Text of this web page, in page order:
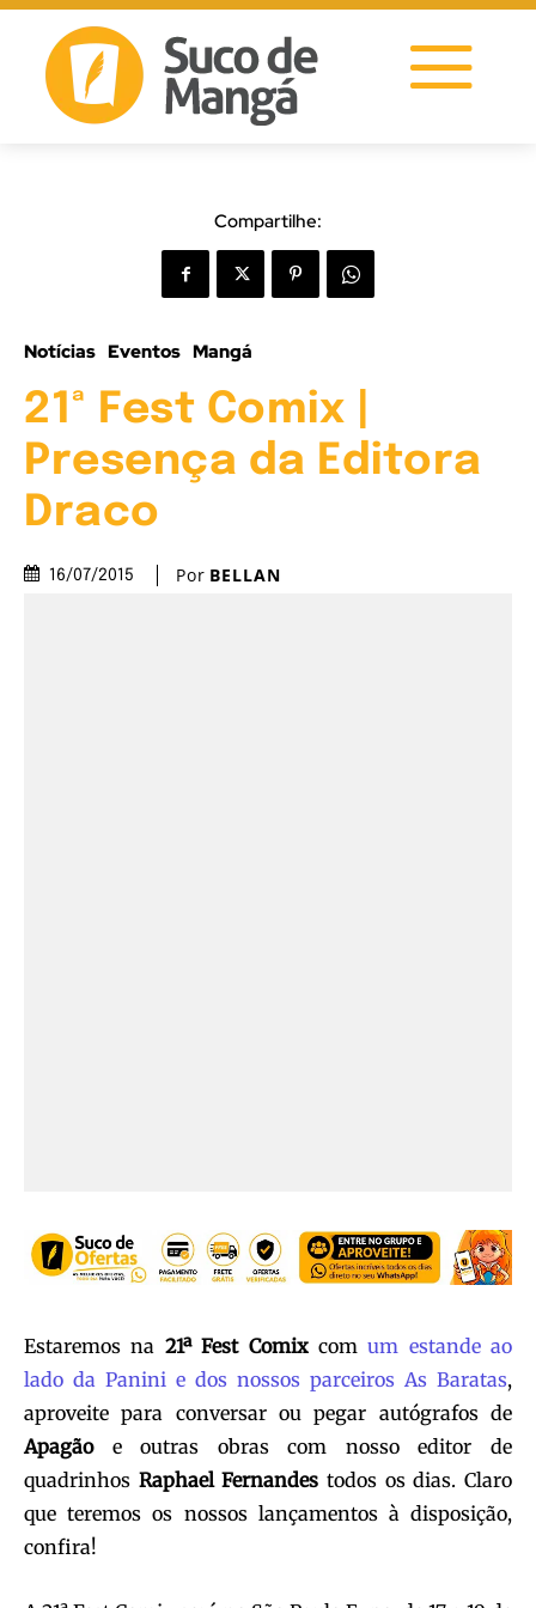
Compartilhe:
Notícias Eventos Mangá
21ª Fest Comix |
Presença da Editora
Draco
16/07/2015 Por BELLAN
Estaremos na 21ª Fest Comixcomum estande ao
lado da Panini e dos nossos parceiros As Baratas,
aproveite para conversar ou pegar autógrafos de
Apagão e outras obras com nosso editor de
quadrinhos Raphael Fernandes todos os dias. Claro
que teremos os nossos lançamentos à disposição,
confira!